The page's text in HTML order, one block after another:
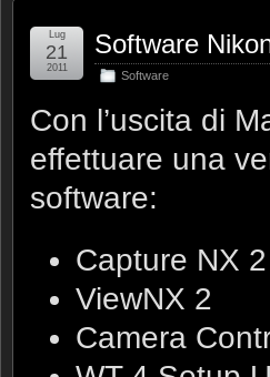
Software
Software
Lug
21
2011
Con l’uscita di
effettuare una
software:
Capture NX 2
ViewNX 2
Camera